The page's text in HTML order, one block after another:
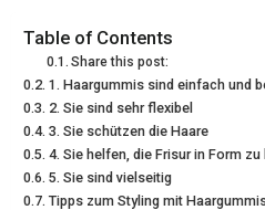
T
T
E
R
O
K
Table of Contents
Share this post:
1. Haargummis sind einfach und
2. Sie sind sehr flexibel
3. Sie schützen die Haare
4. Sie helfen, die Frisur in Form zu
5. Sie sind vielseitig
Tipps zum Styling mit